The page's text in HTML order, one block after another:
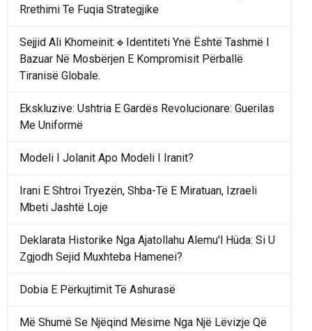
Rrethimi Te Fuqia Strategjike
Sejjid Ali Khomeinit:🔹Identiteti Ynë Është Tashmë I
Bazuar Në Mosbërjen E Kompromisit Përballë
Tiranisë Globale.
Ekskluzive: Ushtria E Gardës Revolucionare: Guerilas
Me Uniformë
Modeli I Jolanit Apo Modeli I Iranit?
Irani E Shtroi Tryezën, Shba-Të E Miratuan, Izraeli
Mbeti Jashtë Loje
Deklarata Historike Nga Ajatollahu Alemu'l Hüda: Si U
Zgjodh Sejid Muxhteba Hamenei?
Dobia E Përkujtimit Të Ashurasë
Më Shumë Se Njëqind Mësime Nga Një Lëvizje Që